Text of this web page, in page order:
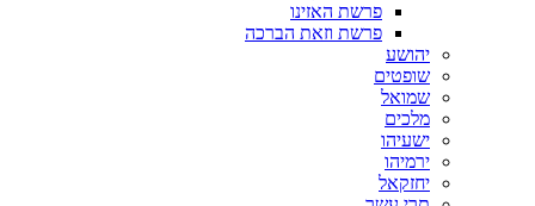
פרשת האזינו
פרשת וזאת הברכה
יהושע
שופטים
שמואל
מלכים
ישעיהו
ירמיהו
יחזקאל